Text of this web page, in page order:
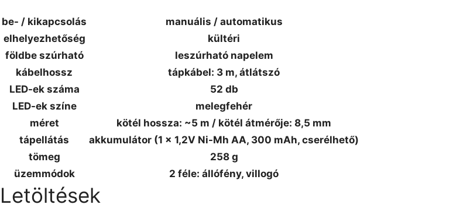
be- / kikapcsolás
manuális / automatikus
elhelyezhetőség
kültéri
földbe szúrható
leszúrható napelem
kábelhossz
tápkábel: 3 m, átlátszó
LED-ek száma
52 db
LED-ek színe
melegfehér
méret
kötél hossza: ~5 m / kötél átmérője: 8,5 mm
tápellátás
akkumulátor (1 x 1,2V Ni-Mh AA, 300 mAh, cserélhető)
tömeg
258 g
üzemmódok
2 féle: állófény, villogó
Letöltések